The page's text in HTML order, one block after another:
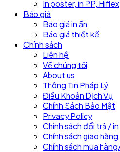
In poster, in PP, Hiflex
Báo giá
Báo giá in ấn
Báo giá thiết kế
Chính sách
Liên hệ
Về chúng tôi
About us
Thông Tin Pháp Lý
Điều Khoản Dịch Vụ
Chính Sách Bảo Mật
Privacy Policy
Chính sách đổi trả /
Chính sách giao hàng
Chính sách mua